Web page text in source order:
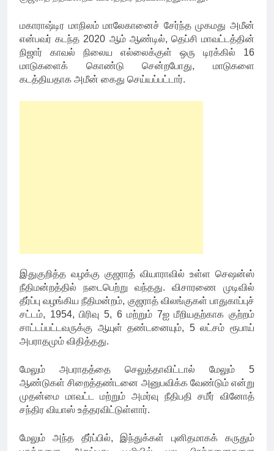
மகாராஷ்டிர மாநிலம் மாலேகானைச் சேர்ந்த முகமது அமீன்
என்பவர் கடந்த 2020 ஆம் ஆண்டில், தெப்சி மாவட்டத்தின்
நிஜார் காவல் நிலைய எல்லைக்குள் ஒரு டிரக்கில் 16
மாடுகளைக் கொண்டு சென்றபோது, மாடுகளை
கடத்தியதாக அமீன் கைது செய்யப்பட்டார்.
இதுகுறித்த வழக்கு குஜராத் வியாராவில் உள்ள செஷன்ஸ்
நீதிமன்றத்தில் நடைபெற்று வந்தது. விசாரணை முடிவில்
தீர்ப்பு வழங்கிய நீதிமன்றம், குஜராத் விலங்குகள் பாதுகாப்புச்
சட்டம், 1954, பிரிவு 5, 6 மற்றும் 7ஐ மீறியதற்காக குற்றம்
சாட்டப்பட்டவருக்கு ஆயுள் தண்டனையும், 5 லட்சம் ரூபாய்
அபராதமும் விதித்தது.
மேலும் அபராதத்தை செலுத்தாவிட்டால் மேலும் 5
ஆண்டுகள் சிறைத்தண்டனை அனுபவிக்க வேண்டும் என்று
முதன்மை மாவட்ட மற்றும் அமர்வு நீதிபதி சமீர் வினோத்
சந்திர வியாஸ் உத்தரவிட்டுள்ளார்.
மேலும் அந்த தீர்ப்பில், இந்துக்கள் புனிதமாகக் கருதும்